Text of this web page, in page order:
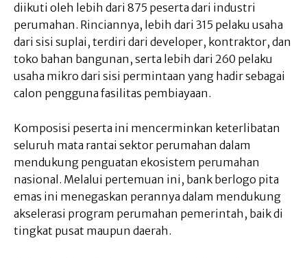
diikuti oleh lebih dari 875 peserta dari industri
perumahan. Rinciannya, lebih dari 315 pelaku usaha
dari sisi suplai, terdiri dari developer, kontraktor, dan
toko bahan bangunan, serta lebih dari 260 pelaku
usaha mikro dari sisi permintaan yang hadir sebagai
calon pengguna fasilitas pembiayaan.
Komposisi peserta ini mencerminkan keterlibatan
seluruh mata rantai sektor perumahan dalam
mendukung penguatan ekosistem perumahan
nasional. Melalui pertemuan ini, bank berlogo pita
emas ini menegaskan perannya dalam mendukung
akselerasi program perumahan pemerintah, baik di
tingkat pusat maupun daerah.